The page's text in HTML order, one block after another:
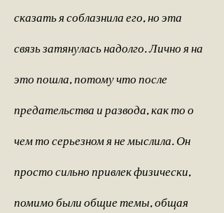
сказать я соблазнила его, но эта
связь затянулась надолго. Лично я на
это пошла, потому что после
предательства и развода, как то о
чем то серьезном я не мыслила. Он
просто сильно привлек физически,
помимо были общие темы, общая